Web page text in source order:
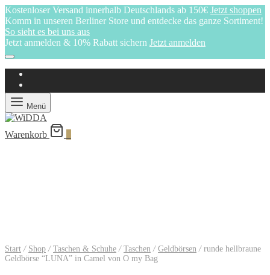
Kostenloser Versand innerhalb Deutschlands ab 150€ Jetzt shoppen
Komm in unseren Berliner Store und entdecke das ganze Sortiment!
So sieht es bei uns aus
Jetzt anmelden & 10% Rabatt sichern Jetzt anmelden
Menü
Warenkorb
Start / Shop / Taschen & Schuhe / Taschen / Geldbörsen /runde hellbraune
Geldbörse “LUNA” in Camel von O my Bag